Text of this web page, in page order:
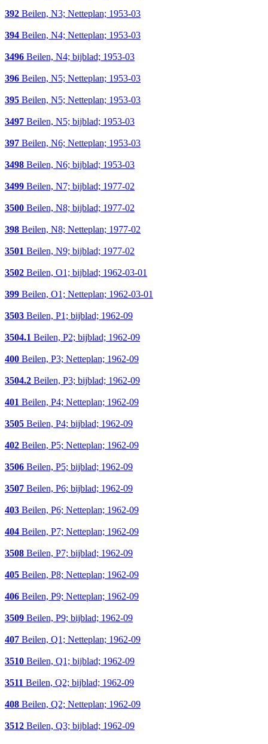
392 Beilen, N3; Netteplan; 1953-03
394 Beilen, N4; Netteplan; 1953-03
3496 Beilen, N4; bijblad; 1953-03
396 Beilen, N5; Netteplan; 1953-03
395 Beilen, N5; Netteplan; 1953-03
3497 Beilen, N5; bijblad; 1953-03
397 Beilen, N6; Netteplan; 1953-03
3498 Beilen, N6; bijblad; 1953-03
3499 Beilen, N7; bijblad; 1977-02
3500 Beilen, N8; bijblad; 1977-02
398 Beilen, N8; Netteplan; 1977-02
3501 Beilen, N9; bijblad; 1977-02
3502 Beilen, O1; bijblad; 1962-03-01
399 Beilen, O1; Netteplan; 1962-03-01
3503 Beilen, P1; bijblad; 1962-09
3504.1 Beilen, P2; bijblad; 1962-09
400 Beilen, P3; Netteplan; 1962-09
3504.2 Beilen, P3; bijblad; 1962-09
401 Beilen, P4; Netteplan; 1962-09
3505 Beilen, P4; bijblad; 1962-09
402 Beilen, P5; Netteplan; 1962-09
3506 Beilen, P5; bijblad; 1962-09
3507 Beilen, P6; bijblad; 1962-09
403 Beilen, P6; Netteplan; 1962-09
404 Beilen, P7; Netteplan; 1962-09
3508 Beilen, P7; bijblad; 1962-09
405 Beilen, P8; Netteplan; 1962-09
406 Beilen, P9; Netteplan; 1962-09
3509 Beilen, P9; bijblad; 1962-09
407 Beilen, Q1; Netteplan; 1962-09
3510 Beilen, Q1; bijblad; 1962-09
3511 Beilen, Q2; bijblad; 1962-09
408 Beilen, Q2; Netteplan; 1962-09
3512 Beilen, Q3; bijblad; 1962-09